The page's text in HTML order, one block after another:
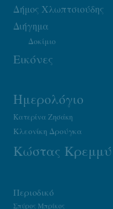
Δήμος Χλωπτσιούδης
Διήγημα
Δοκίμιο
Εικόνες
Ημερολόγιο
Κατερίνα Ζησάκη
Κλεονίκη Δρούγκα
Περιοδικό
Σπύρος Μπρίκος